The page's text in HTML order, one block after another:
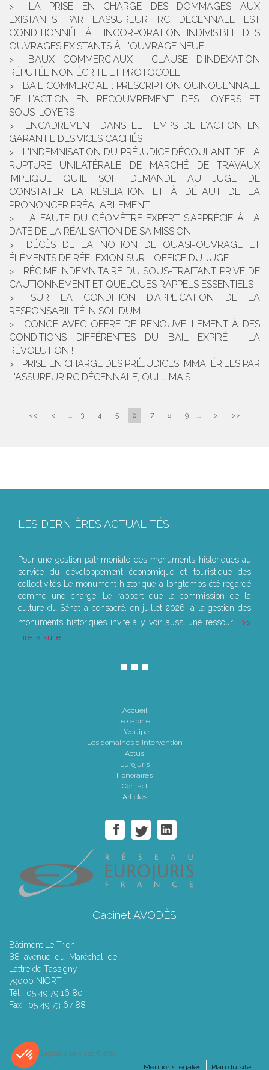
LA PRISE EN CHARGE DES DOMMAGES AUX
EXISTANTS PAR L'ASSUREUR RC DÉCENNALE EST
CONDITIONNÉE À L'INCORPORATION INDIVISIBLE DES
OUVRAGES EXISTANTS À L'OUVRAGE NEUF
BAUX COMMERCIAUX : CLAUSE D'INDEXATION
RÉPUTÉE NON ÉCRITE ET PROTOCOLE
BAIL COMMERCIAL : PRESCRIPTION QUINQUENNALE
DE L’ACTION EN RECOUVREMENT DES LOYERS ET
SOUS-LOYERS
ENCADREMENT DANS LE TEMPS DE L'ACTION EN
GARANTIE DES VICES CACHÉS
L'INDEMNISATION DU PRÉJUDICE DÉCOULANT DE LA
RUPTURE UNILATÉRALE DE MARCHÉ DE TRAVAUX
IMPLIQUE QU'IL SOIT DEMANDÉ AU JUGE DE
CONSTATER LA RÉSILIATION ET À DÉFAUT DE LA
PRONONCER PRÉALABLEMENT
LA FAUTE DU GÉOMÈTRE EXPERT S'APPRÉCIE À LA
DATE DE LA RÉALISATION DE SA MISSION
DÉCÈS DE LA NOTION DE QUASI-OUVRAGE ET
ÉLÉMENTS DE RÉFLEXION SUR L'OFFICE DU JUGE
RÉGIME INDEMNITAIRE DU SOUS-TRAITANT PRIVÉ DE
CAUTIONNEMENT ET QUELQUES RAPPELS ESSENTIELS
SUR LA CONDITION D'APPLICATION DE LA
RESPONSABILITÉ IN SOLIDUM
CONGÉ AVEC OFFRE DE RENOUVELLEMENT À DES
CONDITIONS DIFFÉRENTES DU BAIL EXPIRÉ : LA
RÉVOLUTION !
PRISE EN CHARGE DES PRÉJUDICES IMMATÉRIELS PAR
L'ASSUREUR RC DÉCENNALE, OUI ... MAIS
<< < ... 3 4 5 6 7 8 9 ... > >>
LES DERNIÈRES ACTUALITÉS
Pour une gestion patrimoniale des monuments historiques au
service du développement économique et touristique des
collectivités Le monument historique a longtemps été regardé
comme une charge. Le rapport que la commission de la
culture du Sénat a consacré, en juillet 2026, à la gestion des
monuments historiques invite à y voir aussi une ressour...
Lire la suite
Accueil
Le cabinet
L'équipe
Les domaines d'intervention
Actus
Eurojuris
Honoraires
Contact
Articles
Cabinet AVODÈS
Bâtiment Le Trion
88 avenue du Maréchal de
Lattre de Tassigny
79000 NIORT
Tél : 05 49 79 16 80
Fax : 05 49 73 67 88
Septeo Digital & Services © 2016
Plan du site
Mentions légales